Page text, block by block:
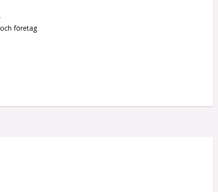
företag